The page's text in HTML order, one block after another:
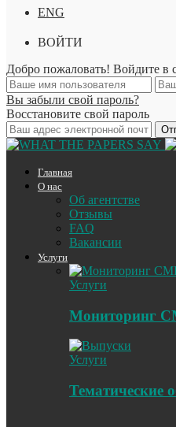
ENG
ВОЙТИ
Добро пожаловать! Войдите в
Вы забыли свой пароль?
Восстановите свой пароль
Главная
О нас
Об агентстве
Отзывы
FAQ
Вакансии
Услуги
Услуги
Мониторинг
Услуги
Тематические